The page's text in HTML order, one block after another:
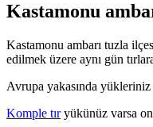
Kastamonu
Kastamonu ambarı tuzla
edilmek üzere aynı gün
Avrupa yakasında
Komple tıryükünüz varsa